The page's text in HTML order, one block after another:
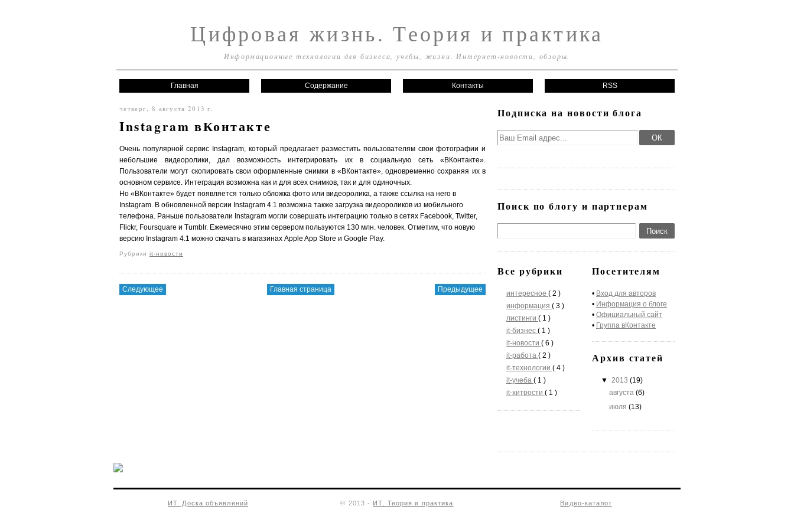
Цифровая жизнь. Теория и практика
Информационные технологии для бизнеса, учебы, жизни. Интернет-новости, обзоры.
Главная Содержание Контакты RSS
четверг, 8 августа 2013 г.
Instagram вКонтакте
Очень популярной сервис Instagram, который предлагает разместить пользователям свои фотографии и
небольшие видеоролики, дал возможность интегрировать их в социальную сеть «ВКонтакте».
Пользователи могут скопировать свои оформленные снимки в «ВКонтакте», одновременно сохраняя их в
основном сервисе. Интеграция возможна как и для всех снимков, так и для одиночных.
Но «ВКонтакте» будет появляется только обложка фото или видеоролика, а также ссылка на него в
Instagram. В обновленной версии Instagram 4.1 возможна также загрузка видеороликов из мобильного
телефона. Раньше пользователи Instagram могли совершать интеграцию только в сетях Facebook, Twitter,
Flickr, Foursquare и Tumblr. Ежемесячно этим сервером пользуются 130 млн. человек. Отметим, что новую
версию Instagram 4.1 можно скачать в магазинах Apple App Store и Google Play.
Рубрики it-новости
Следующее Предыдущее
Главная страница
Подписка на новости блога
Поиск по блогу и партнерам
Все рубрики
интересное ( 2 )
информация ( 3 )
листинги ( 1 )
it-бизнес ( 1 )
it-новости ( 6 )
it-работа ( 2 )
it-технологии ( 4 )
it-учеба ( 1 )
it-хитрости ( 1 )
Посетителям
• Вход для авторов
• Информация о блоге
• Официальный сайт
• Группа вКонтакте
Архив статей
▼ 2013 (19)
августа(6)
июля(13)
ИТ. Доска объявлений © 2013 - ИТ. Теория и практика Видео-каталог